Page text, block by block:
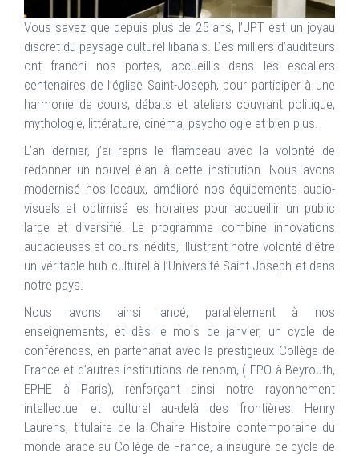
Vous savez que depuis plus de 25 ans, l’UPT est un joyau
discret du paysage culturel libanais. Des milliers d’auditeurs
ont franchi nos portes, accueillis dans les escaliers
centenaires de l’église Saint-Joseph, pour participer à une
harmonie de cours, débats et ateliers couvrant politique,
mythologie, littérature, cinéma, psychologie et bien plus.
L’an dernier, j’ai repris le flambeau avec la volonté de
redonner un nouvel élan à cette institution. Nous avons
modernisé nos locaux, amélioré nos équipements audio-
visuels et optimisé les horaires pour accueillir un public
large et diversifié. Le programme combine innovations
audacieuses et cours inédits, illustrant notre volonté d’être
un véritable hub culturel à l’Université Saint-Joseph et dans
notre pays.
Nous avons ainsi lancé, parallèlement à nos
enseignements, et dès le mois de janvier, un cycle de
conférences, en partenariat avec le prestigieux Collège de
France et d’autres institutions de renom, (IFPO à Beyrouth,
EPHE à Paris), renforçant ainsi notre rayonnement
intellectuel et culturel au-delà des frontières. Henry
Laurens, titulaire de la Chaire Histoire contemporaine du
monde arabe au Collège de France, a inauguré ce cycle de